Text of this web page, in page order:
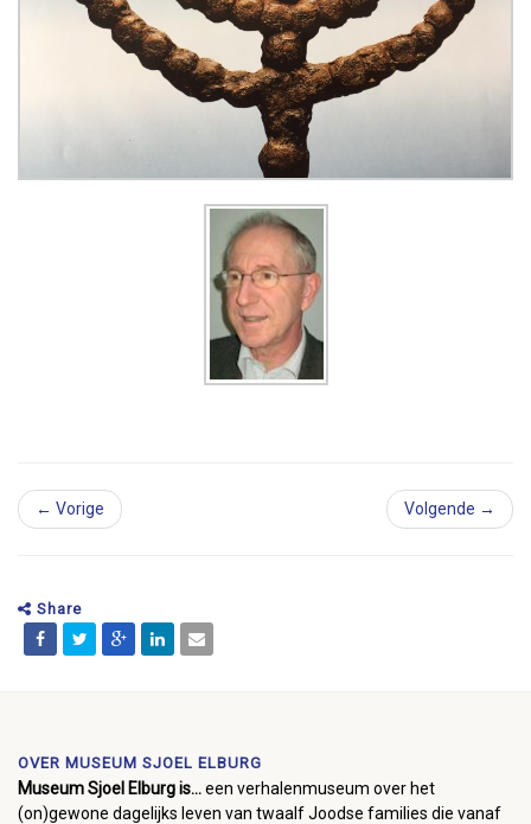
← Vorige Volgende →
Share
OVER MUSEUM SJOEL ELBURG
Museum Sjoel Elburg is...een verhalenmuseum over het
(on)gewone dagelijks leven van twaalf Joodse families die vanaf